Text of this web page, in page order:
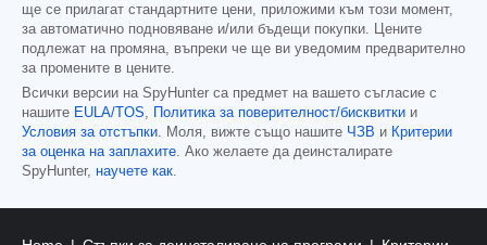
ще се прилагат стандартните цени, приложими към този момент,
за автоматично подновяване и/или бъдещи покупки. Цените
подлежат на промяна, въпреки че ще ви уведомим предварително
за промените в цените.
Всички версии на SpyHunter са предмет на вашето съгласие с
нашите EULA/TOS, Политика за поверителност/бисквитки и
Условия за отстъпки. Моля, вижте също нашите ЧЗВ и Критерии
за оценка на заплахите. Ако желаете да деинсталирате
SpyHunter, научете как.